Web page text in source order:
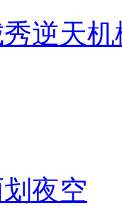
逆天机
夜空